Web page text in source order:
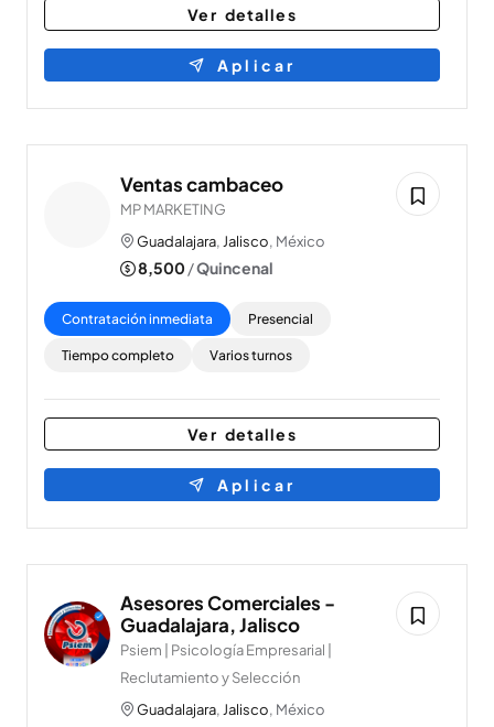
Ver detalles
Aplicar
Ventas cambaceo
MP MARKETING
Guadalajara, Jalisco, México
8,500/Quincenal
Contratación inmediata Presencial
Tiempo completo Varios turnos
Ver detalles
Aplicar
Asesores Comerciales -
Guadalajara, Jalisco
Psiem | Psicología Empresarial |
Reclutamiento y Selección
Guadalajara, Jalisco, México